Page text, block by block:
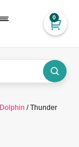
0
Dolphin / Thunder